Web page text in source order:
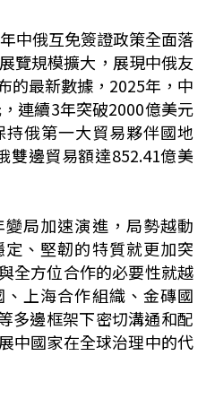
中俄互免簽證政策全面落
覽規模擴大，展現中俄友
的最新數據，2025年，中
連續3年突破2000億美元
俄第一大貿易夥伴國地
雙邊貿易額達852.41億美
局加速演進，局勢越動
、堅韌的特質就更加突
全方位合作的必要性就越
上海合作組織、金磚國
多邊框架下密切溝通和配
中國家在全球治理中的代